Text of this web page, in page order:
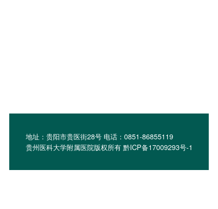
地址：贵阳市贵医街28号 电话：0851-86855119
贵州医科大学附属医院版权所有 黔ICP备17009293号-1